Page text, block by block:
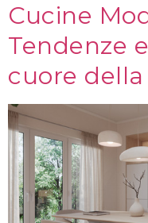
Cucine
Tendenze
cuore della